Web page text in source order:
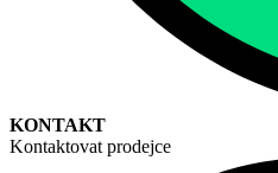
KONTAKT
Kontaktovat prodejce